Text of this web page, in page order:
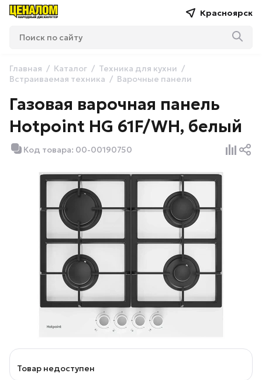
Красноярск
Главная Каталог
Техника для кухни
Встраиваемая техника
Варочные панели
Газовая варочная панель
Hotpoint HG 61F/WH, белый
Код товара: 00-00190750
Товар недоступен